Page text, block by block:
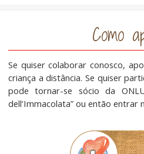
Como
Se quiser colaborar conosco,
criança a distância. Se quiser
pode tornar-se sócio da
dell’Immacolata” ou então entrar